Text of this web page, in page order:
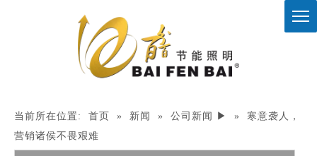
当前所在位置: 首页 » 新闻 » 公司新闻 ▶ »
寒意袭人，
营销诸侯不畏艰难